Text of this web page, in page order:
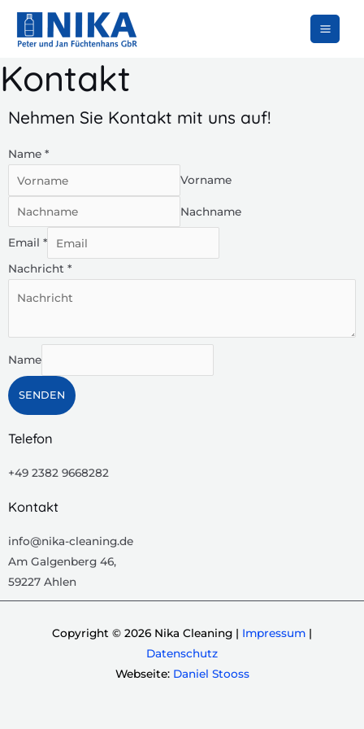
Inhalt
springen
Kontakt
Telefon
+49 2382 9668282
Kontakt
info@nika-cleaning.de
Am Galgenberg 46,
59227 Ahlen
Nehmen Sie Kontakt mit uns auf!
Name *
Vorname
Nachname
Email *
Nachricht *
Name
SENDEN
Copyright © 2026 Nika Cleaning | Impressum |
Datenschutz
Webseite: Daniel Stooss